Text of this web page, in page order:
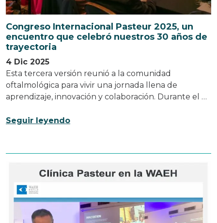
Congreso Internacional Pasteur 2025, un
encuentro que celebró nuestros 30 años de
trayectoria
4 Dic 2025
Esta tercera versión reunió a la comunidad
oftalmológica para vivir una jornada llena de
aprendizaje, innovación y colaboración. Durante el …
Seguir leyendo